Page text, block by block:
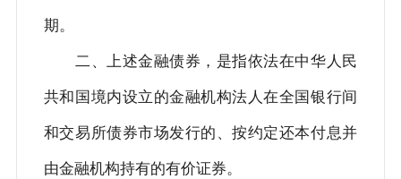
期。
二、上述金融债券，是指依法在中华人民
共和国境内设立的金融机构法人在全国银行间
和交易所债券市场发行的、按约定还本付息并
由金融机构持有的有价证券。